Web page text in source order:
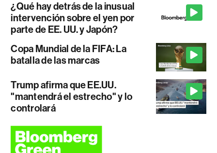
¿Qué hay detrás de la inusual
intervención sobre el yen por
parte de EE. UU. y Japón?
Copa Mundial de la FIFA: La
batalla de las marcas
Trump afirma que EE.UU.
"mantendrá el estrecho" y lo
controlará